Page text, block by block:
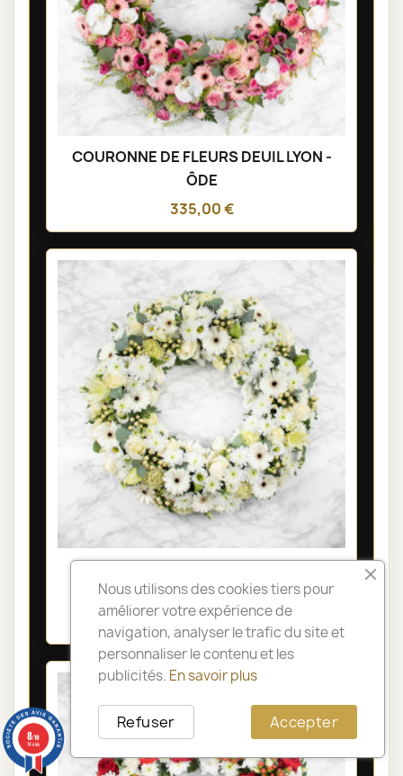
COURONNE DE FLEURS DEUIL LYON -
ÔDE
335,00 €
COURONNE DE FLEURS DEUIL LYON -
SÉRÉNITÉ
285,00 €
Nous utilisons des cookies tiers pour
améliorer votre expérience de
navigation, analyser le trafic du site et
personnaliser le contenu et les
publicités. En savoir plus
Accepter
Refuser
8/10
14 avis